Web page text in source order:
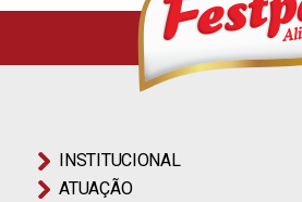
INSTITUCIONAL
ATUAÇÃO